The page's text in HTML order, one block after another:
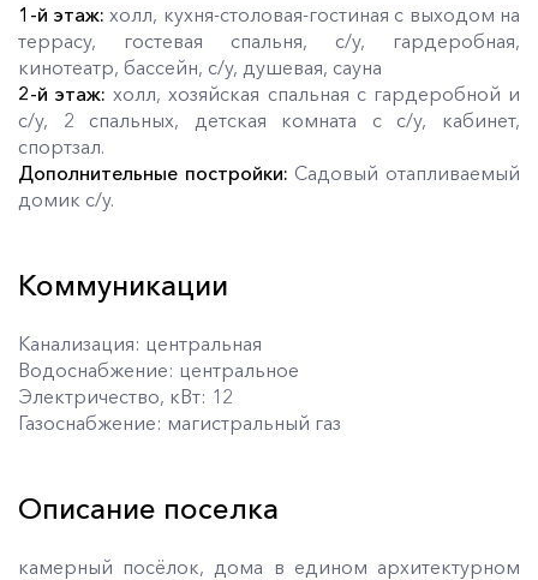
1-й этаж: холл, кухня-столовая-гостиная с выходом на
террасу, гостевая спальня, с/у, гардеробная,
кинотеатр, бассейн, с/у, душевая, сауна
2-й этаж: холл, хозяйская спальная с гардеробной и
с/у, 2 спальных, детская комната с с/у, кабинет,
спортзал.
Дополнительные постройки: Садовый отапливаемый
домик с/у.
Коммуникации
Канализация: центральная
Водоснабжение: центральное
Электричество, кВт: 12
Газоснабжение: магистральный газ
Описание поселка
камерный посёлок, дома в едином архитектурном